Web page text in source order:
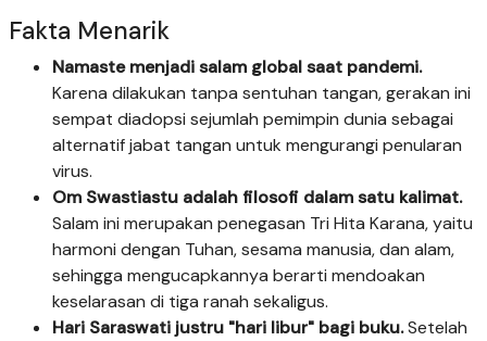
Fakta Menarik
Namaste menjadi salam global saat pandemi.
Karena dilakukan tanpa sentuhan tangan, gerakan ini
sempat diadopsi sejumlah pemimpin dunia sebagai
alternatif jabat tangan untuk mengurangi penularan
virus.
Om Swastiastu adalah filosofi dalam satu kalimat.
Salam ini merupakan penegasan Tri Hita Karana, yaitu
harmoni dengan Tuhan, sesama manusia, dan alam,
sehingga mengucapkannya berarti mendoakan
keselarasan di tiga ranah sekaligus.
Hari Saraswati justru "hari libur" bagi buku.Setelah